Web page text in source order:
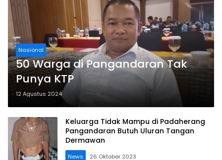
Nasional
50 Warga di Pangandaran Tak
Punya KTP
12 Agustus 2024
Keluarga Tidak Mampu di Padaherang
Pangandaran Butuh Uluran Tangan
Dermawan
News 26 Oktober 2023